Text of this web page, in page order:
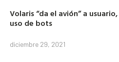
Volaris “da el avión” a
uso de bots
diciembre 29, 2021